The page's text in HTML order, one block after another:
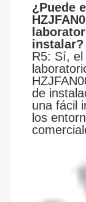
¿Puede
instalar?
R5: Sí, el
de
una fácil
los